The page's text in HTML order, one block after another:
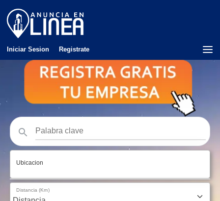
Iniciar Sesion Registrate
Ubicacion
Distancia (Km)